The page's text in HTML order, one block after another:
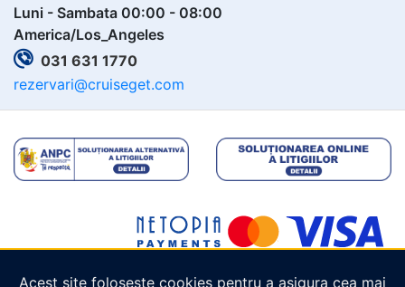
Acest site folosește cookies pentru a asigura cea mai
Luni - Sambata 00:00 - 08:00
America/Los_Angeles
031 631 1770
rezervari@cruiseget.com